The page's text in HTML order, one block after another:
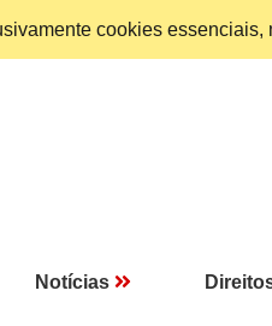
cookies
Notícias